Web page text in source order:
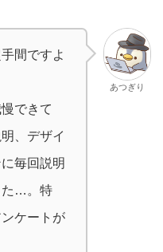
間ですよ
できて
、デザイ
毎回説明
た…。特
ケートが
あつぎり